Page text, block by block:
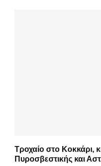
Τροχαίο στο Κοκκάρι,
Πυροσβεστικής και